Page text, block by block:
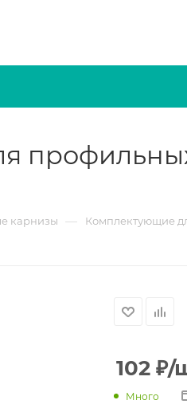
карнизы — Комплектующие
102 ₽/
Много